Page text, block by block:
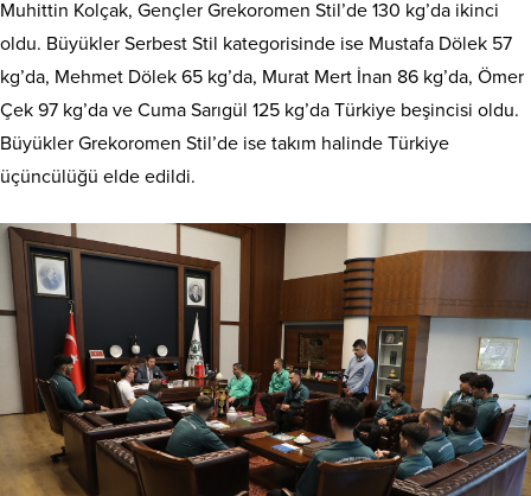
Muhittin Kolçak, Gençler Grekoromen Stil’de 130 kg’da ikinci
oldu. Büyükler Serbest Stil kategorisinde ise Mustafa Dölek 57
kg’da, Mehmet Dölek 65 kg’da, Murat Mert İnan 86 kg’da, Ömer
Çek 97 kg’da ve Cuma Sarıgül 125 kg’da Türkiye beşincisi oldu.
Büyükler Grekoromen Stil’de ise takım halinde Türkiye
üçüncülüğü elde edildi.